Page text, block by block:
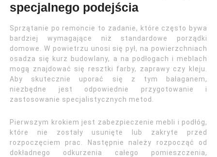
specjalnego podejścia
Sprzątanie po remoncie to zadanie, które często bywa
bardziej wymagające niż standardowe porządki
domowe. W powietrzu unosi się pył, na powierzchniach
osadza się kurz budowlany, a na podłogach i meblach
mogą znajdować się resztki farby, zaprawy czy kleju.
Aby skutecznie uporać się z tym bałaganem,
niezbędne jest odpowiednie przygotowanie i
zastosowanie specjalistycznych metod.
Pierwszym krokiem jest zabezpieczenie mebli i podłóg,
które nie zostały usunięte lub zakryte przed
rozpoczęciem prac. Następnie należy rozpocząć od
dokładnego odkurzenia całego pomieszczenia,